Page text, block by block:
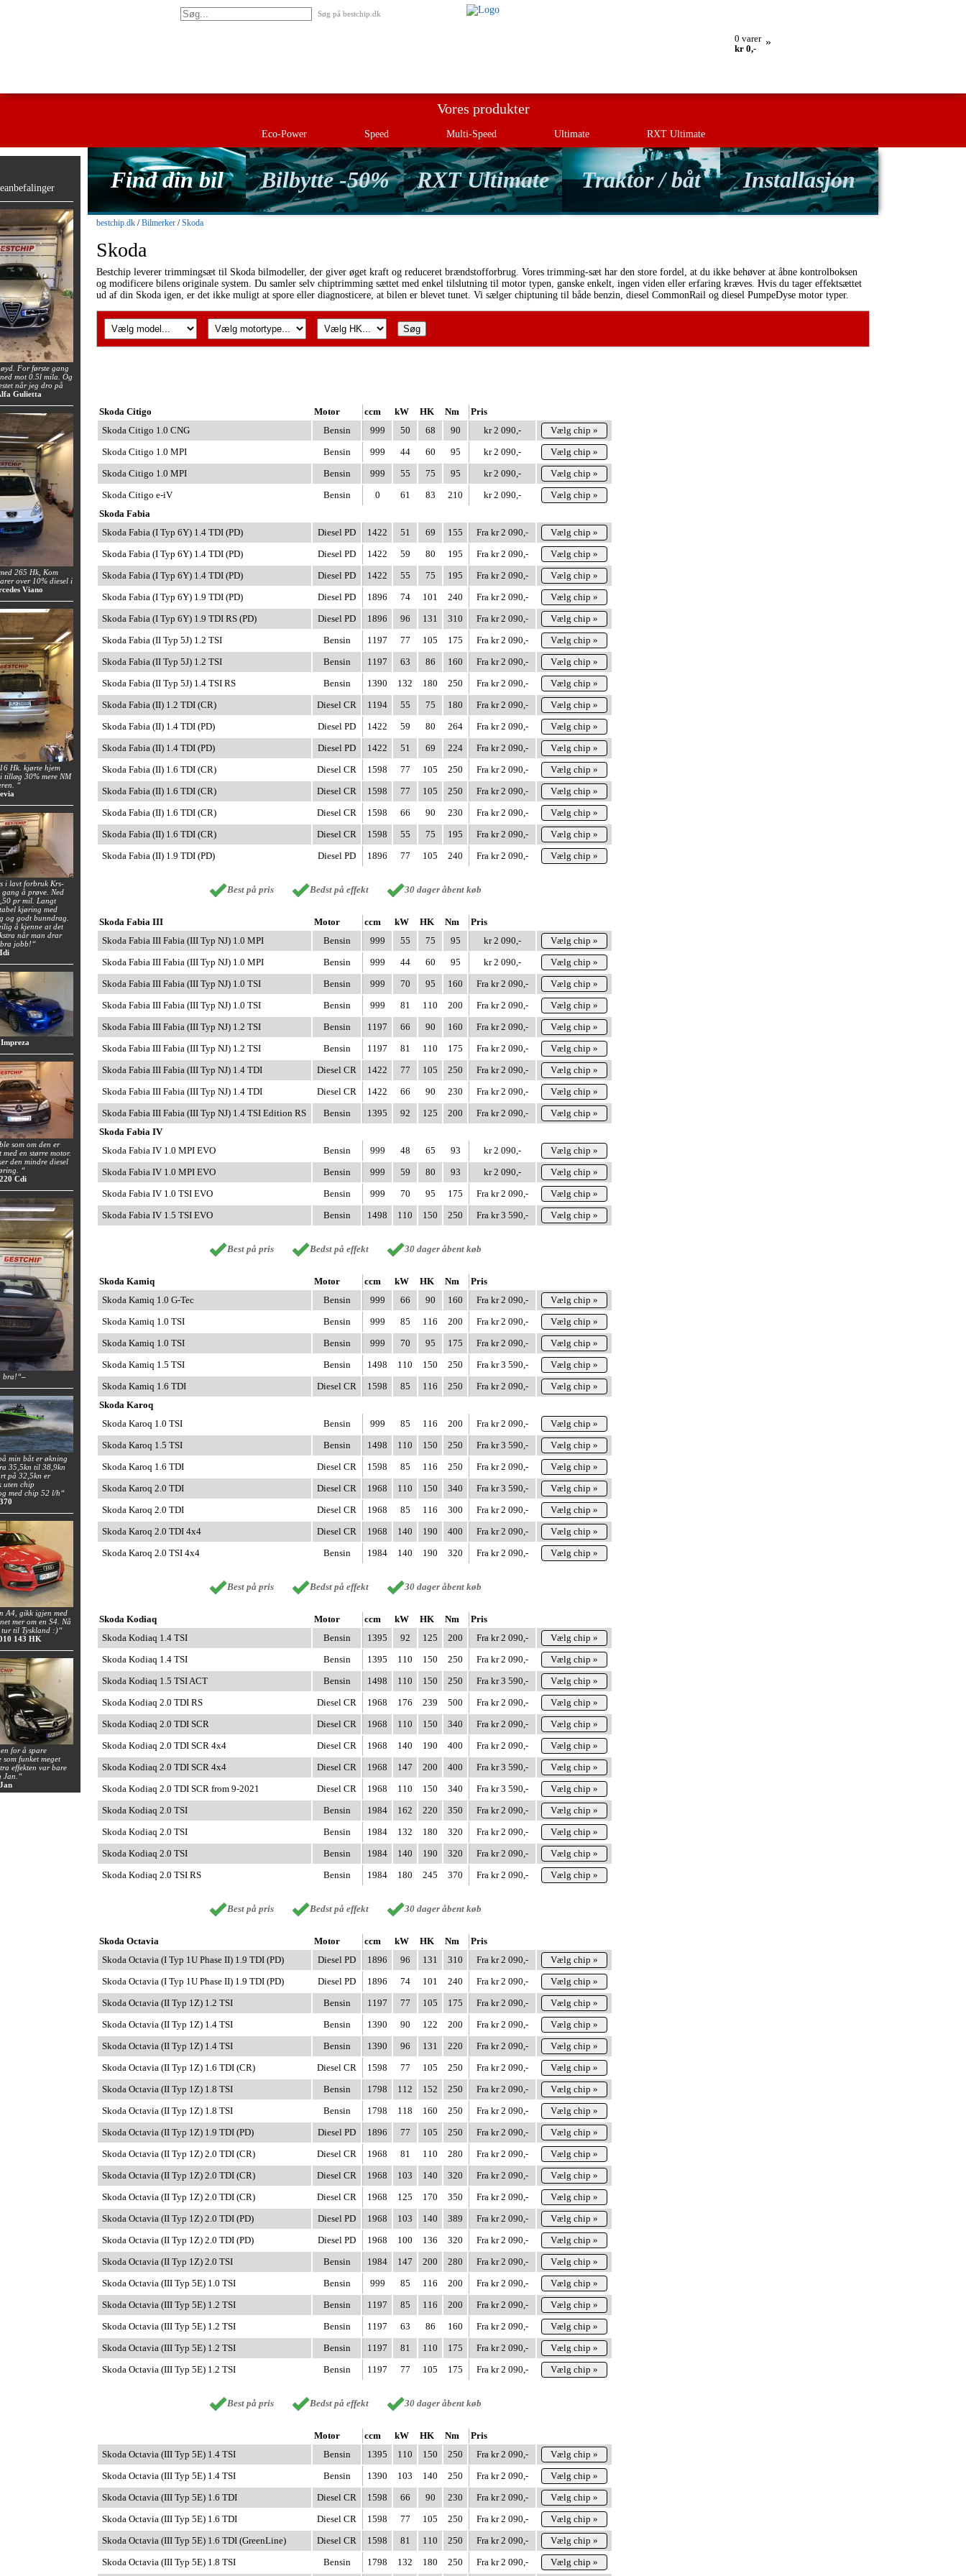
Søg på bestchip.dk
0 varer
kr 0,-
»
Vores produkter
Eco-Power Speed Multi-Speed Ultimate RXT Ultimate
For første gang
mot 0.5l mila. Og
når jeg dro på
Gulietta
265 Hk, Kom
over 10% diesel i
Viano
Hk. kjørte hjem
tillæg 30% mere NM
“
i lavt forbruk Krs-
gang å prøve. Ned
pr mil. Langt
kjøring med
og godt bunndrag.
å kjenne at det
når man drar
jobb!“
som om den er
en større motor.
den mindre diesel
“
Cdi
bra!“–
min båt er økning
35,5kn til 38,9kn
på 32,5kn er
uten chip
med chip 52 l/h“
A4, gikk igjen med
mer om en S4. Nå
til Tyskland :)“
143 HK
for å spare
som funket meget
effekten var bare
Jan.“
Find din bil Bilbytte -50% RXT Ultimate Traktor / båt Installasjon
bestchip.dk /Bilmerker /Skoda
Skoda
Bestchip leverer trimmingsæt til Skoda bilmodeller, der giver øget kraft og reduceret brændstofforbrug. Vores trimming-sæt har den store fordel, at du ikke behøver at åbne kontrolboksen
og modificere bilens originale system. Du samler selv chiptrimming sættet med enkel tilslutning til motor typen, ganske enkelt, ingen viden eller erfaring kræves. Hvis du tager effektsættet
ud af din Skoda igen, er det ikke muligt at spore eller diagnosticere, at bilen er blevet tunet. Vi sælger chiptuning til både benzin, diesel CommonRail og diesel PumpeDyse motor typer.
Skoda Citigo Motor ccm kW HK Nm
Pris
Skoda Citigo 1.0 CNG
Bensin 999 50 68 90 kr 2 090,-
Vælg chip »
Skoda Citigo 1.0 MPI
Bensin 999 44 60 95 kr 2 090,-
Vælg chip »
Skoda Citigo 1.0 MPI
Bensin 999 55 75 95 kr 2 090,-
Vælg chip »
Skoda Citigo e-iV
Bensin 0 61 83 210 kr 2 090,-
Vælg chip »
Skoda Fabia
Skoda Fabia (I Typ 6Y) 1.4 TDI (PD)
Diesel PD 1422 51 69 155 Fra kr 2 090,-
Vælg chip »
Skoda Fabia (I Typ 6Y) 1.4 TDI (PD)
Diesel PD 1422 59 80 195 Fra kr 2 090,-
Vælg chip »
Skoda Fabia (I Typ 6Y) 1.4 TDI (PD)
Diesel PD 1422 55 75 195 Fra kr 2 090,-
Vælg chip »
Skoda Fabia (I Typ 6Y) 1.9 TDI (PD)
Diesel PD 1896 74 101 240 Fra kr 2 090,-
Vælg chip »
Skoda Fabia (I Typ 6Y) 1.9 TDI RS (PD)
Diesel PD 1896 96 131 310 Fra kr 2 090,-
Vælg chip »
Skoda Fabia (II Typ 5J) 1.2 TSI
Bensin 1197 77 105 175 Fra kr 2 090,-
Vælg chip »
Skoda Fabia (II Typ 5J) 1.2 TSI
Bensin 1197 63 86 160 Fra kr 2 090,-
Vælg chip »
Skoda Fabia (II Typ 5J) 1.4 TSI RS
Bensin 1390 132 180 250 Fra kr 2 090,-
Vælg chip »
Skoda Fabia (II) 1.2 TDI (CR)
Diesel CR 1194 55 75 180 Fra kr 2 090,-
Vælg chip »
Skoda Fabia (II) 1.4 TDI (PD)
Diesel PD 1422 59 80 264 Fra kr 2 090,-
Vælg chip »
Skoda Fabia (II) 1.4 TDI (PD)
Diesel PD 1422 51 69 224 Fra kr 2 090,-
Vælg chip »
Skoda Fabia (II) 1.6 TDI (CR)
Diesel CR 1598 77 105 250 Fra kr 2 090,-
Vælg chip »
Skoda Fabia (II) 1.6 TDI (CR)
Diesel CR 1598 77 105 250 Fra kr 2 090,-
Vælg chip »
Skoda Fabia (II) 1.6 TDI (CR)
Diesel CR 1598 66 90 230 Fra kr 2 090,-
Vælg chip »
Skoda Fabia (II) 1.6 TDI (CR)
Diesel CR 1598 55 75 195 Fra kr 2 090,-
Vælg chip »
Skoda Fabia (II) 1.9 TDI (PD)
Diesel PD 1896 77 105 240 Fra kr 2 090,- Vælg chip »
Best på pris Bedst på effekt 30 dager åbent køb
Skoda Fabia III Motor ccm kW HK Nm
Pris
Skoda Fabia III Fabia (III Typ NJ) 1.0 MPI
Bensin 999 55 75 95 kr 2 090,-
Vælg chip »
Skoda Fabia III Fabia (III Typ NJ) 1.0 MPI
Bensin 999 44 60 95 kr 2 090,-
Vælg chip »
Skoda Fabia III Fabia (III Typ NJ) 1.0 TSI
Bensin 999 70 95 160 Fra kr 2 090,-
Vælg chip »
Skoda Fabia III Fabia (III Typ NJ) 1.0 TSI
Bensin 999 81 110 200 Fra kr 2 090,-
Vælg chip »
Skoda Fabia III Fabia (III Typ NJ) 1.2 TSI
Bensin 1197 66 90 160 Fra kr 2 090,-
Vælg chip »
Skoda Fabia III Fabia (III Typ NJ) 1.2 TSI
Bensin 1197 81 110 175 Fra kr 2 090,-
Vælg chip »
Skoda Fabia III Fabia (III Typ NJ) 1.4 TDI
Diesel CR 1422 77 105 250 Fra kr 2 090,-
Vælg chip »
Skoda Fabia III Fabia (III Typ NJ) 1.4 TDI
Diesel CR 1422 66 90 230 Fra kr 2 090,-
Vælg chip »
Skoda Fabia III Fabia (III Typ NJ) 1.4 TSI Edition RS
Bensin 1395 92 125 200 Fra kr 2 090,-
Vælg chip »
Skoda Fabia IV
Skoda Fabia IV 1.0 MPI EVO
Bensin 999 48 65 93 kr 2 090,-
Vælg chip »
Skoda Fabia IV 1.0 MPI EVO
Bensin 999 59 80 93 kr 2 090,-
Vælg chip »
Skoda Fabia IV 1.0 TSI EVO
Bensin 999 70 95 175 Fra kr 2 090,-
Vælg chip »
Skoda Fabia IV 1.5 TSI EVO
Bensin 1498 110 150 250 Fra kr 3 590,- Vælg chip »
Best på pris Bedst på effekt 30 dager åbent køb
Skoda Kamiq Motor ccm kW HK Nm
Pris
Skoda Kamiq 1.0 G-Tec
Bensin 999 66 90 160 Fra kr 2 090,-
Vælg chip »
Skoda Kamiq 1.0 TSI
Bensin 999 85 116 200 Fra kr 2 090,-
Vælg chip »
Skoda Kamiq 1.0 TSI
Bensin 999 70 95 175 Fra kr 2 090,-
Vælg chip »
Skoda Kamiq 1.5 TSI
Bensin 1498 110 150 250 Fra kr 3 590,-
Vælg chip »
Skoda Kamiq 1.6 TDI
Diesel CR 1598 85 116 250 Fra kr 2 090,-
Vælg chip »
Skoda Karoq
Skoda Karoq 1.0 TSI
Bensin 999 85 116 200 Fra kr 2 090,-
Vælg chip »
Skoda Karoq 1.5 TSI
Bensin 1498 110 150 250 Fra kr 3 590,-
Vælg chip »
Skoda Karoq 1.6 TDI
Diesel CR 1598 85 116 250 Fra kr 2 090,-
Vælg chip »
Skoda Karoq 2.0 TDI
Diesel CR 1968 110 150 340 Fra kr 3 590,-
Vælg chip »
Skoda Karoq 2.0 TDI
Diesel CR 1968 85 116 300 Fra kr 2 090,-
Vælg chip »
Skoda Karoq 2.0 TDI 4x4
Diesel CR 1968 140 190 400 Fra kr 2 090,-
Vælg chip »
Skoda Karoq 2.0 TSI 4x4
Bensin 1984 140 190 320 Fra kr 2 090,- Vælg chip »
Best på pris Bedst på effekt 30 dager åbent køb
Skoda Kodiaq Motor ccm kW HK Nm
Pris
Skoda Kodiaq 1.4 TSI
Bensin 1395 92 125 200 Fra kr 2 090,-
Vælg chip »
Skoda Kodiaq 1.4 TSI
Bensin 1395 110 150 250 Fra kr 2 090,-
Vælg chip »
Skoda Kodiaq 1.5 TSI ACT
Bensin 1498 110 150 250 Fra kr 3 590,-
Vælg chip »
Skoda Kodiaq 2.0 TDI RS
Diesel CR 1968 176 239 500 Fra kr 2 090,-
Vælg chip »
Skoda Kodiaq 2.0 TDI SCR
Diesel CR 1968 110 150 340 Fra kr 2 090,-
Vælg chip »
Skoda Kodiaq 2.0 TDI SCR 4x4
Diesel CR 1968 140 190 400 Fra kr 2 090,-
Vælg chip »
Skoda Kodiaq 2.0 TDI SCR 4x4
Diesel CR 1968 147 200 400 Fra kr 3 590,-
Vælg chip »
Skoda Kodiaq 2.0 TDI SCR from 9-2021
Diesel CR 1968 110 150 340 Fra kr 3 590,-
Vælg chip »
Skoda Kodiaq 2.0 TSI
Bensin 1984 162 220 350 Fra kr 2 090,-
Vælg chip »
Skoda Kodiaq 2.0 TSI
Bensin 1984 132 180 320 Fra kr 2 090,-
Vælg chip »
Skoda Kodiaq 2.0 TSI
Bensin 1984 140 190 320 Fra kr 2 090,-
Vælg chip »
Skoda Kodiaq 2.0 TSI RS
Bensin 1984 180 245 370 Fra kr 2 090,- Vælg chip »
Best på pris Bedst på effekt 30 dager åbent køb
Skoda Octavia Motor ccm kW HK Nm
Pris
Skoda Octavia (I Typ 1U Phase II) 1.9 TDI (PD)
Diesel PD 1896 96 131 310 Fra kr 2 090,-
Vælg chip »
Skoda Octavia (I Typ 1U Phase II) 1.9 TDI (PD)
Diesel PD 1896 74 101 240 Fra kr 2 090,-
Vælg chip »
Skoda Octavia (II Typ 1Z) 1.2 TSI
Bensin 1197 77 105 175 Fra kr 2 090,-
Vælg chip »
Skoda Octavia (II Typ 1Z) 1.4 TSI
Bensin 1390 90 122 200 Fra kr 2 090,-
Vælg chip »
Skoda Octavia (II Typ 1Z) 1.4 TSI
Bensin 1390 96 131 220 Fra kr 2 090,-
Vælg chip »
Skoda Octavia (II Typ 1Z) 1.6 TDI (CR)
Diesel CR 1598 77 105 250 Fra kr 2 090,-
Vælg chip »
Skoda Octavia (II Typ 1Z) 1.8 TSI
Bensin 1798 112 152 250 Fra kr 2 090,-
Vælg chip »
Skoda Octavia (II Typ 1Z) 1.8 TSI
Bensin 1798 118 160 250 Fra kr 2 090,-
Vælg chip »
Skoda Octavia (II Typ 1Z) 1.9 TDI (PD)
Diesel PD 1896 77 105 250 Fra kr 2 090,-
Vælg chip »
Skoda Octavia (II Typ 1Z) 2.0 TDI (CR)
Diesel CR 1968 81 110 280 Fra kr 2 090,-
Vælg chip »
Skoda Octavia (II Typ 1Z) 2.0 TDI (CR)
Diesel CR 1968 103 140 320 Fra kr 2 090,-
Vælg chip »
Skoda Octavia (II Typ 1Z) 2.0 TDI (CR)
Diesel CR 1968 125 170 350 Fra kr 2 090,-
Vælg chip »
Skoda Octavia (II Typ 1Z) 2.0 TDI (PD)
Diesel PD 1968 103 140 389 Fra kr 2 090,-
Vælg chip »
Skoda Octavia (II Typ 1Z) 2.0 TDI (PD)
Diesel PD 1968 100 136 320 Fra kr 2 090,-
Vælg chip »
Skoda Octavia (II Typ 1Z) 2.0 TSI
Bensin 1984 147 200 280 Fra kr 2 090,-
Vælg chip »
Skoda Octavia (III Typ 5E) 1.0 TSI
Bensin 999 85 116 200 Fra kr 2 090,-
Vælg chip »
Skoda Octavia (III Typ 5E) 1.2 TSI
Bensin 1197 85 116 200 Fra kr 2 090,-
Vælg chip »
Skoda Octavia (III Typ 5E) 1.2 TSI
Bensin 1197 63 86 160 Fra kr 2 090,-
Vælg chip »
Skoda Octavia (III Typ 5E) 1.2 TSI
Bensin 1197 81 110 175 Fra kr 2 090,-
Vælg chip »
Skoda Octavia (III Typ 5E) 1.2 TSI
Bensin 1197 77 105 175 Fra kr 2 090,- Vælg chip »
Best på pris Bedst på effekt 30 dager åbent køb
Motor ccm kW HK Nm
Pris
Skoda Octavia (III Typ 5E) 1.4 TSI
Bensin 1395 110 150 250 Fra kr 2 090,-
Vælg chip »
Skoda Octavia (III Typ 5E) 1.4 TSI
Bensin 1390 103 140 250 Fra kr 2 090,-
Vælg chip »
Skoda Octavia (III Typ 5E) 1.6 TDI
Diesel CR 1598 66 90 230 Fra kr 2 090,-
Vælg chip »
Skoda Octavia (III Typ 5E) 1.6 TDI
Diesel CR 1598 77 105 250 Fra kr 2 090,-
Vælg chip »
Skoda Octavia (III Typ 5E) 1.6 TDI (GreenLine)
Diesel CR 1598 81 110 250 Fra kr 2 090,-
Vælg chip »
Skoda Octavia (III Typ 5E) 1.8 TSI
Bensin 1798 132 180 250 Fra kr 2 090,- Vælg chip »